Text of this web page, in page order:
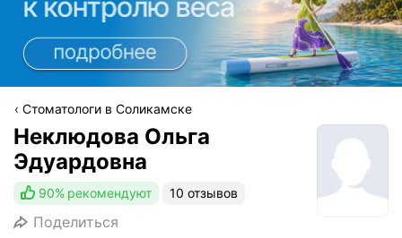
Стоматологи в Соликамске
Неклюдова Ольга
Эдуардовна
90% рекомендуют 10 отзывов
Поделиться